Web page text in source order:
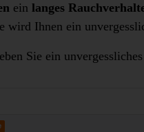
ein langes
Ihnen ein
Sie ein